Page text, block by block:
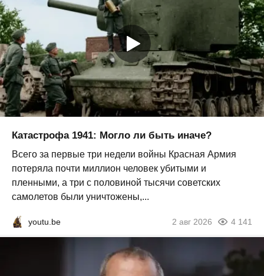
Катастрофа 1941: Могло ли быть иначе?
Всего за первые три недели войны Красная Армия
потеряла почти миллион человек убитыми и
пленными, а три с половиной тысячи советских
самолетов были уничтожены,...
youtu.be 2 авг 2026 4 141